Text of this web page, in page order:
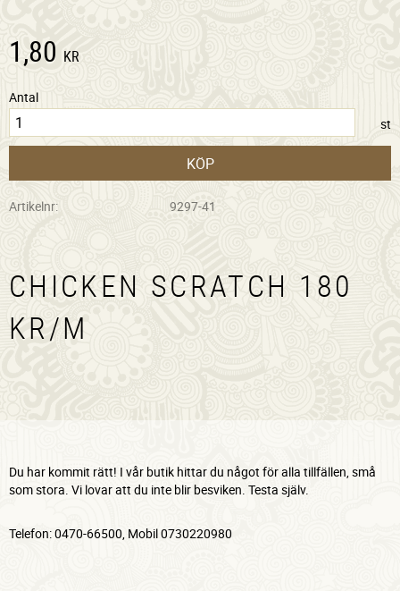
1,80 KR
Antal
st
KÖP
Artikelnr 9297-41
CHICKEN SCRATCH 180
KR/M
Du har kommit rätt! I vår butik hittar du något för alla tillfällen, små
som stora. Vi lovar att du inte blir besviken. Testa själv.
Telefon: 0470-66500, Mobil 0730220980